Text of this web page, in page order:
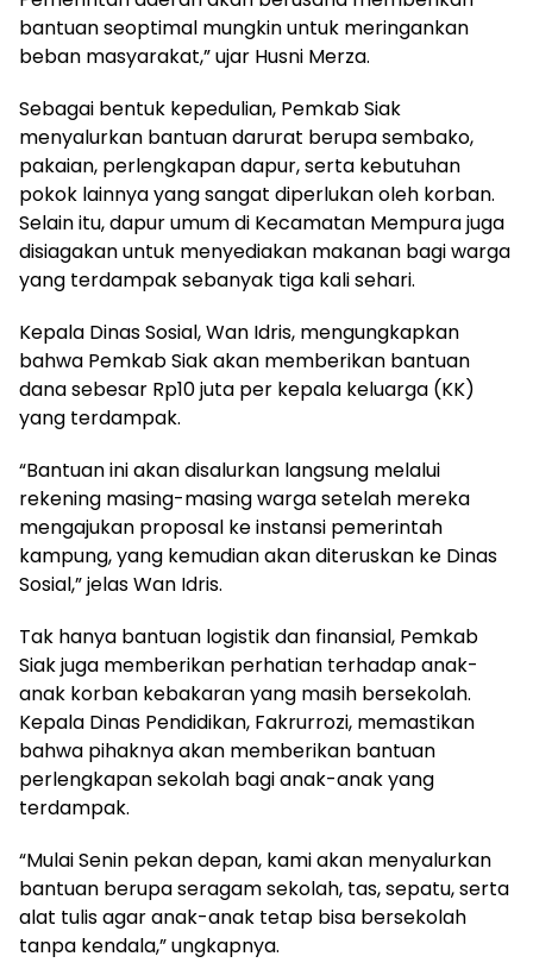
bantuan seoptimal mungkin untuk meringankan
beban masyarakat,” ujar Husni Merza.
Sebagai bentuk kepedulian, Pemkab Siak
menyalurkan bantuan darurat berupa sembako,
pakaian, perlengkapan dapur, serta kebutuhan
pokok lainnya yang sangat diperlukan oleh korban.
Selain itu, dapur umum di Kecamatan Mempura juga
disiagakan untuk menyediakan makanan bagi warga
yang terdampak sebanyak tiga kali sehari.
Kepala Dinas Sosial, Wan Idris, mengungkapkan
bahwa Pemkab Siak akan memberikan bantuan
dana sebesar Rp10 juta per kepala keluarga (KK)
yang terdampak.
“Bantuan ini akan disalurkan langsung melalui
rekening masing-masing warga setelah mereka
mengajukan proposal ke instansi pemerintah
kampung, yang kemudian akan diteruskan ke Dinas
Sosial,” jelas Wan Idris.
Tak hanya bantuan logistik dan finansial, Pemkab
Siak juga memberikan perhatian terhadap anak-
anak korban kebakaran yang masih bersekolah.
Kepala Dinas Pendidikan, Fakrurrozi, memastikan
bahwa pihaknya akan memberikan bantuan
perlengkapan sekolah bagi anak-anak yang
terdampak.
“Mulai Senin pekan depan, kami akan menyalurkan
bantuan berupa seragam sekolah, tas, sepatu, serta
alat tulis agar anak-anak tetap bisa bersekolah
tanpa kendala,” ungkapnya.